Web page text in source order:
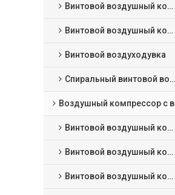
Винтовой воздушный компрессор с водяной смазкой
Винтовой воздушный компрессор сухого типа
Винтовой воздуходувка
Спиральный винтовой воздушный компрессор
Воздушный компрессор с впрыском масла
Винтовой воздушный компрессор с фиксированной скоростью
Винтовой воздушный компрессор VSD
Винтовой воздушный компрессор с постоянным магнитом VSD